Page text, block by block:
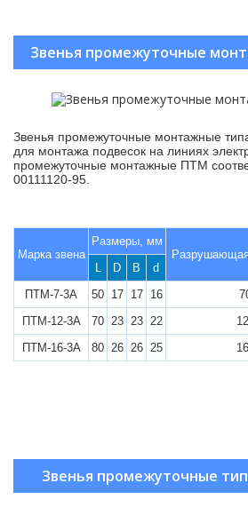
Звенья промежуточные
Звенья промежуточные монтажные
для монтажа подвесок на линиях
промежуточные монтажные ПТМ
00111120-95.
Марка звена
Размеры, мм
Разрушающая
L
D B
d
ПТМ-7-3А
50 17 17 16
ПТМ-12-3А
70 23 23 22
ПТМ-16-3А
80 26 26 25
Звенья промежуточные